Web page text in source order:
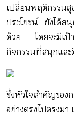
เปลี่ยนพฤติกรร
ประโยชน์ ยังได้ส
ด้วย โดยจะมีเป้
กิจกรรมที่สนุกแล
ซึ่งหัวใจสำคัญของ
อย่างตรงไปตรงม